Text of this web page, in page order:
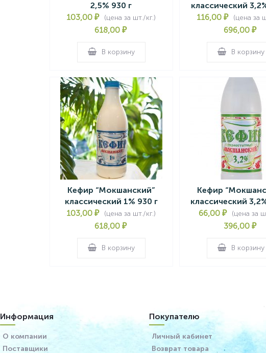
2,5% 930 г
103,00₽ (цена за шт./кг.)
618,00 ₽
В корзину
классический
116,00₽ (цена за
696,00₽
В корзину
Кефир “Мокшанский”
классический 1% 930 г
103,00₽ (цена за шт./кг.)
618,00 ₽
В корзину
Кефир
классический
66,00 ₽ (цена за
396,00₽
В корзину
Информация
О компании
Поставщики
Покупателю
Личный кабинет
Возврат товара